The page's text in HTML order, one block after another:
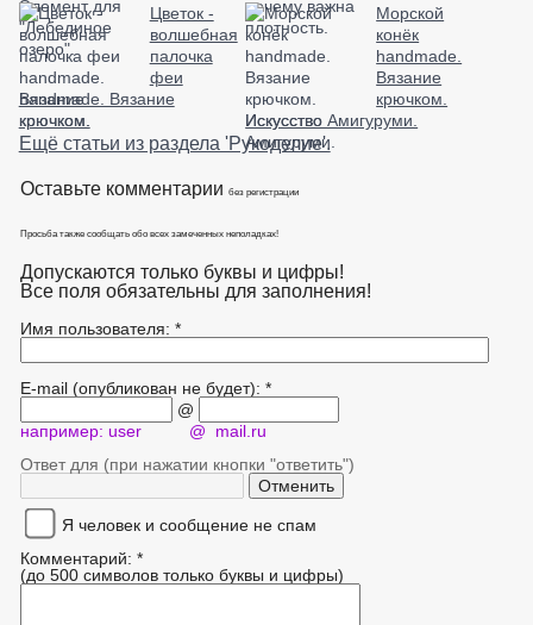
Цветок -
волшебная
палочка
феи
handmade. Вязание
крючком.
Морской
конёк
handmade.
Вязание
крючком.
Искусство Амигуруми.
Ещё статьи из раздела 'Рукоделие'.
Оставьте комментарии без регистрации
Просьба также сообщать обо всех замеченных неполадках!
Допускаются только буквы и цифры!
Все поля обязательны для заполнения!
Имя пользователя: *
E-mail (опубликован не будет): *
@
например: user @ mail.ru
Ответ для (при нажатии кнопки "ответить")
Я человек и сообщение не спам
Комментарий: *
(до 500 символов только буквы и цифры)